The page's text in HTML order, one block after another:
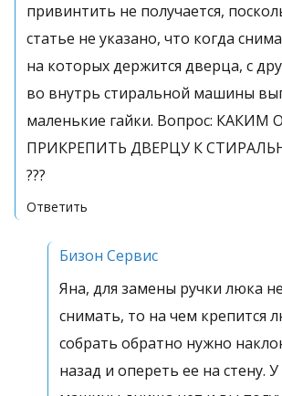
привинтить не получается,
статье не указано, что когда
на которых держится дверца, с
во внутрь стиральной машины
маленькие гайки. Вопрос: КАКИМ
ПРИКРЕПИТЬ ДВЕРЦУ К
???
Ответить
Бизон Сервис
Яна, для замены ручки люка
снимать, то на чем крепится
собрать обратно нужно
назад и опереть ее на стену.